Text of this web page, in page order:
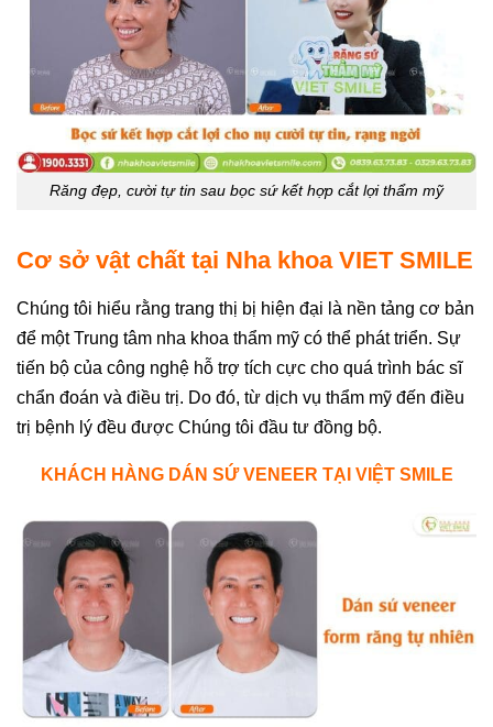
Răng đẹp, cười tự tin sau bọc sứ kết hợp cắt lợi thẩm mỹ
Cơ sở vật chất tại Nha khoa VIET SMILE
Chúng tôi hiểu rằng trang thị bị hiện đại là nền tảng cơ bản
để một Trung tâm nha khoa thẩm mỹ có thể phát triển. Sự
tiến bộ của công nghệ hỗ trợ tích cực cho quá trình bác sĩ
chẩn đoán và điều trị. Do đó, từ dịch vụ thẩm mỹ đến điều
trị bệnh lý đều được Chúng tôi đầu tư đồng bộ.
KHÁCH HÀNG DÁN SỨ VENEER TẠI VIỆT SMILE